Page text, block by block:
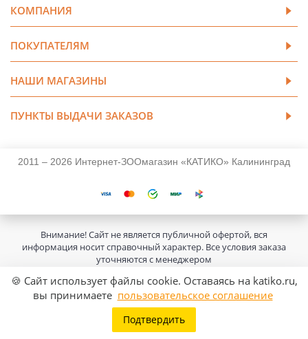
КОМПАНИЯ
ПОКУПАТЕЛЯМ
НАШИ МАГАЗИНЫ
ПУНКТЫ ВЫДАЧИ ЗАКАЗОВ
2011 – 2026 Интернет-ЗООмагазин «КАТИКО» Калининград
🍪 Сайт использует файлы cookie. Оставаясь на katiko.ru,
вы принимаете пользовательское соглашение
Подтвердить
Внимание! Сайт не является публичной офертой, вся
информация носит справочный характер. Все условия заказа
уточняются с менеджером